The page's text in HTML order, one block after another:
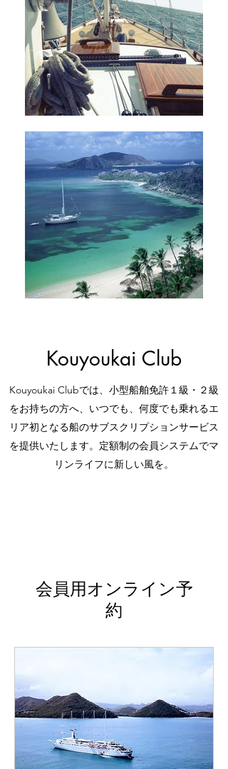
Kouyoukai Club
Kouyoukai Clubでは、小型船舶免許１級・２級
をお持ちの方へ、いつでも、何度でも乗れるエ
リア初となる船のサブスクリプションサービス
を提供いたします。定額制の会員システムでマ
リンライフに新しい風を。
会員用オンライン予
約